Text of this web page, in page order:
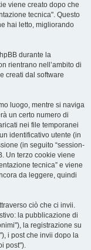
viene creato dopo che
tecnica". Questo
hai letto, migliorando
durante la
rientrano nell’ambito di
creati dal software
luogo, mentre si naviga
un certo numero di
nei file temporanei
identificativo utente (in
(in seguito “session-
Un terzo cookie viene
tecnica” e viene
da leggere, quindi
ciò che ci invii.
la pubblicazione di
la registrazione su
i post che invii dopo la
post").